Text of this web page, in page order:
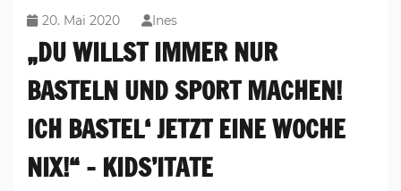
20. Mai 2020 Ines
„DU WILLST IMMER NUR
BASTELN UND SPORT MACHEN!
ICH BASTEL‘ JETZT EINE WOCHE
NIX!“ – KIDS’ITATE